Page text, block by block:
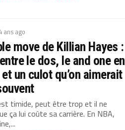
ans ago
move de Killian Hayes :
le dos, le and one en
un culot qu’on aimerait
timide, peut être trop et il ne
ça lui coûte sa carrière. En NBA,